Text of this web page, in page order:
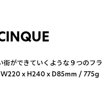
街ができていくような９つのフラ
W220 x H240 x D85mm / 775g